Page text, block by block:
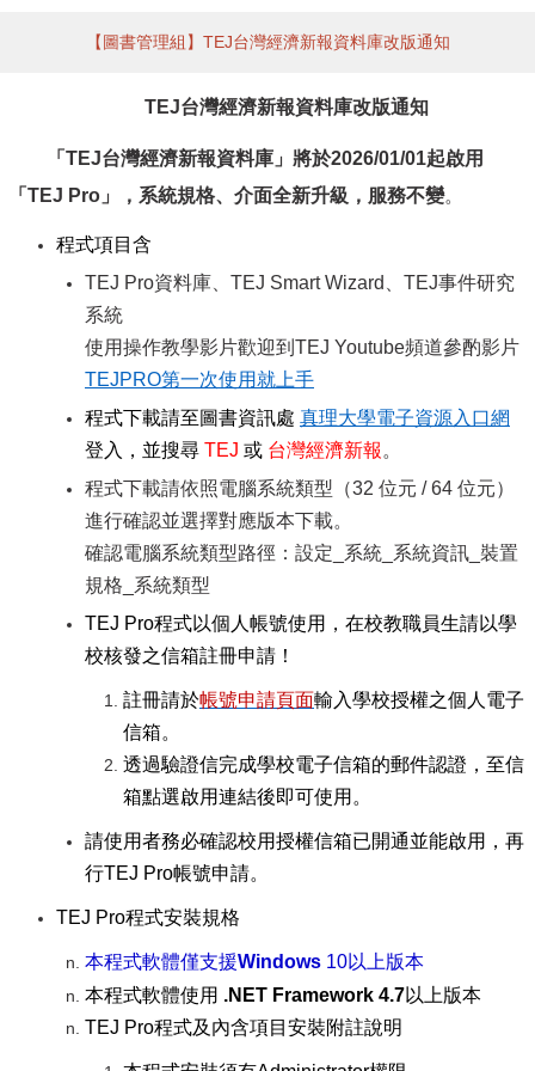
【圖書管理組】TEJ台灣經濟新報資料庫改版通知
TEJ台灣經濟新報資料庫改版通知
「TEJ台灣經濟新報資料庫」將於2026/01/01起啟用
「TEJ Pro」，系統規格、介面全新升級，服務不變。
程式項目含
TEJ Pro資料庫、TEJ Smart Wizard、TEJ事件研究
系統
使用操作教學影片歡迎到TEJ Youtube頻道參酌影片
TEJPRO第一次使用就上手
程式下載請至圖書資訊處 真理大學電子資源入口網
登入，並搜尋 TEJ 或 台灣經濟新報 。
程式下載請依照電腦系統類型（32 位元 / 64 位元）
進行確認並選擇對應版本下載。
確認電腦系統類型路徑：設定_系統_系統資訊_裝置
規格_系統類型
TEJ Pro程式以個人帳號使用，在校教職員生請以學
校核發之信箱註冊申請！
註冊請於帳號申請頁面輸入學校授權之個人電子
信箱。
透過驗證信完成學校電子信箱的郵件認證，至信
箱點選啟用連結後即可使用。
請使用者務必確認校用授權信箱已開通並能啟用，再
行TEJ Pro帳號申請。
TEJ Pro程式安裝規格
本程式軟體僅支援Windows 10以上版本
本程式軟體使用 .NET Framework 4.7以上版本
TEJ Pro程式及內含項目安裝附註說明